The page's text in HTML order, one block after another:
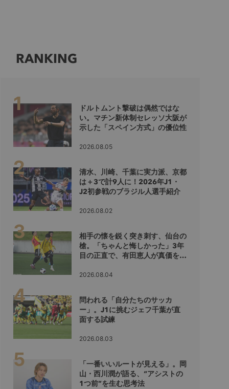
RANKING
ドルトムント撃破は偶然ではな
い。マチン新体制セレッソ大阪が
示した「スペイン方式」の優位性
2026.08.05
清水、川崎、千葉に実力派、京都
は＋3で計9人に！2026年J1・
J2初参戦のブラジル人選手紹介
2026.08.02
相手の懐を鋭く突き刺す、仙台の
槍。「ちゃんと悔しかった」3年
目の正直で、有田恵人が真価を示
2026.08.04
問われる「自分たちのサッカ
ー」。J1に挑むジェフ千葉が直
面する試練
2026.08.03
「一番いいルートが見える」。岡
山・西川潤が語る、“アシストの
1つ前”を生む思考法